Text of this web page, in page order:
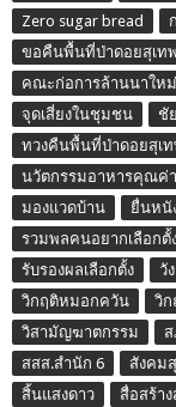
Zero sugar bread
ขอคืนพื้นที่ป่าดอยสุเทพ
คณะก่อการล้านนาใหม่
จุดเสี่ยงในชุมชน
ชั
ทวงคืนพื้นที่ป่าดอยสุเ
นวัตกรรมอาหารคุณค่
มองแวดบ้าน
ยื่นหนั
รวมพลคนอยากเลือกตั้
รับรองผลเลือกตั้ง
วั
วิกฤติหมอกควัน
วิ
วิสามัญฆาตกรรม
สสส.สำนัก 6
สังคม
สิ้นแสงดาว
สื่อสร้า